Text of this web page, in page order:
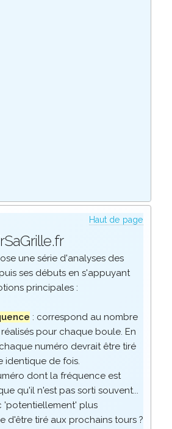
Haut de page
une série d'analyses des
ses débuts en s'appuyant
principales :
: correspond au nombre
pour chaque boule. En
numéro devrait être tiré
identique de fois.
dont la fréquence est
qu'il n'est pas sorti souvent...
'potentiellement' plus
d'être tiré aux prochains tours ?